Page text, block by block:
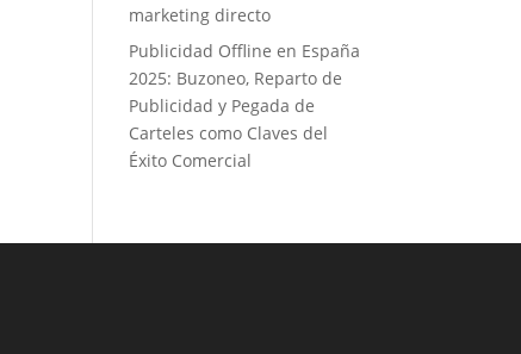
marketing directo
Publicidad Offline en España
2025: Buzoneo, Reparto de
Publicidad y Pegada de
Carteles como Claves del
Éxito Comercial